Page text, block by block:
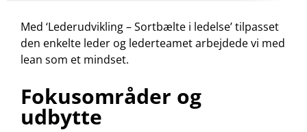
Med ‘Lederudvikling – Sortbælte i ledelse’ tilpasset
den enkelte leder og lederteamet arbejdede vi med
lean som et mindset.
Fokusområder og
udbytte